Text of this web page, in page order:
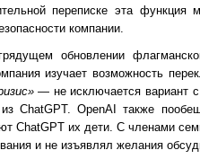
переписке эта функция
компании.
обновлении
изучает возможность
— не исключается вариант с
ChatGPT. OpenAI также
ChatGPT их дети. С членами
и не изъявлял желания